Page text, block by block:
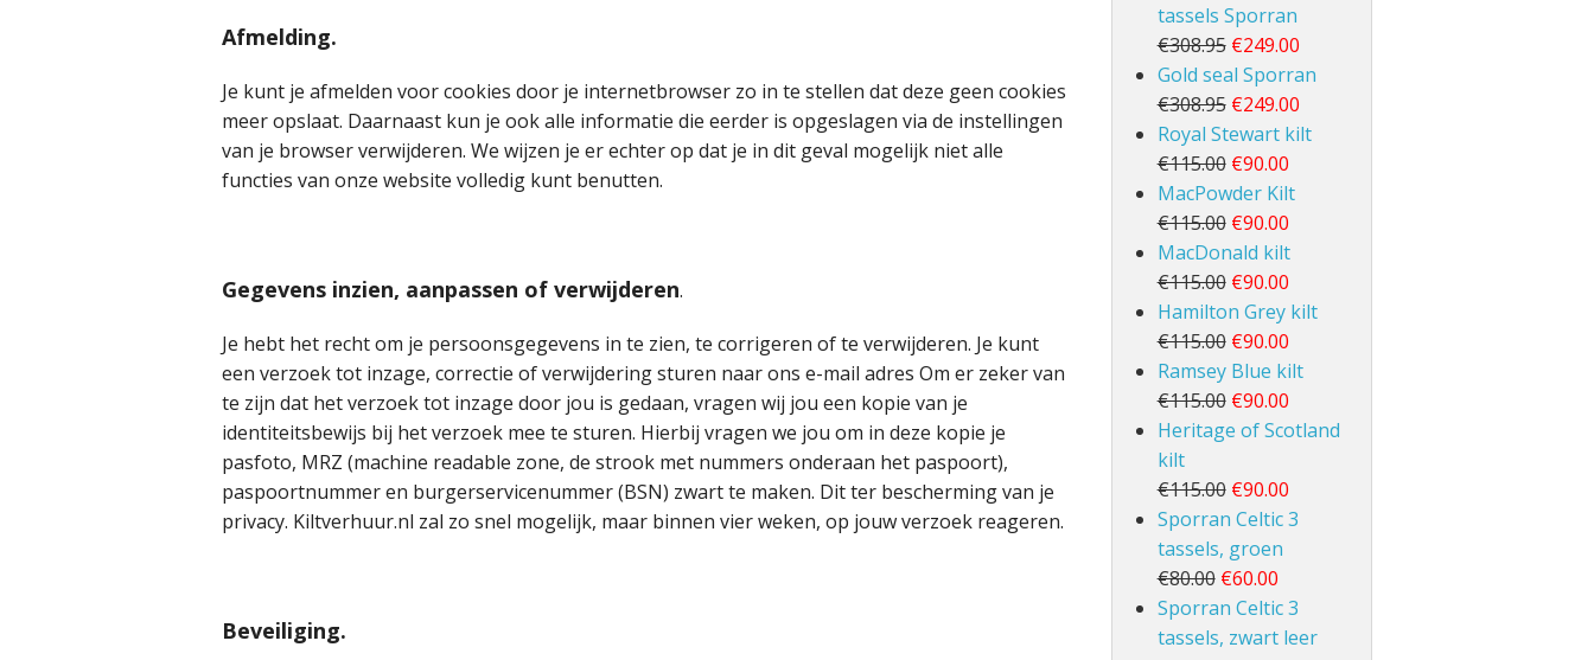
Afmelding.
Je kunt je afmelden voor cookies door je internetbrowser zo in te stellen dat deze geen cookies
meer opslaat. Daarnaast kun je ook alle informatie die eerder is opgeslagen via de instellingen
van je browser verwijderen. We wijzen je er echter op dat je in dit geval mogelijk niet alle
functies van onze website volledig kunt benutten.
Gegevens inzien, aanpassen of verwijderen.
Je hebt het recht om je persoonsgegevens in te zien, te corrigeren of te verwijderen. Je kunt
een verzoek tot inzage, correctie of verwijdering sturen naar ons e-mail adres Om er zeker van
te zijn dat het verzoek tot inzage door jou is gedaan, vragen wij jou een kopie van je
identiteitsbewijs bij het verzoek mee te sturen. Hierbij vragen we jou om in deze kopie je
pasfoto, MRZ (machine readable zone, de strook met nummers onderaan het paspoort),
paspoortnummer en burgerservicenummer (BSN) zwart te maken. Dit ter bescherming van je
privacy. Kiltverhuur.nl zal zo snel mogelijk, maar binnen vier weken, op jouw verzoek reageren.
Beveiliging.
tassels Sporran
€308.95 €249.00
Gold seal Sporran
€308.95 €249.00
Royal Stewart kilt
€115.00 €90.00
MacPowder Kilt
€115.00 €90.00
MacDonald kilt
€115.00 €90.00
Hamilton Grey kilt
€115.00 €90.00
Ramsey Blue kilt
€115.00 €90.00
Heritage of Scotland
kilt
€115.00 €90.00
Sporran Celtic 3
tassels, groen
€80.00 €60.00
Sporran Celtic 3
tassels, zwart leer